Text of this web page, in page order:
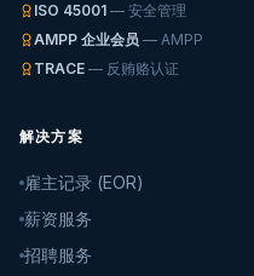
ISO 45001 — 安全管理
AMPP 企业会员 — AMPP
TRACE — 反贿赂认证
解决方案
雇主记录 (EOR)
薪资服务
招聘服务